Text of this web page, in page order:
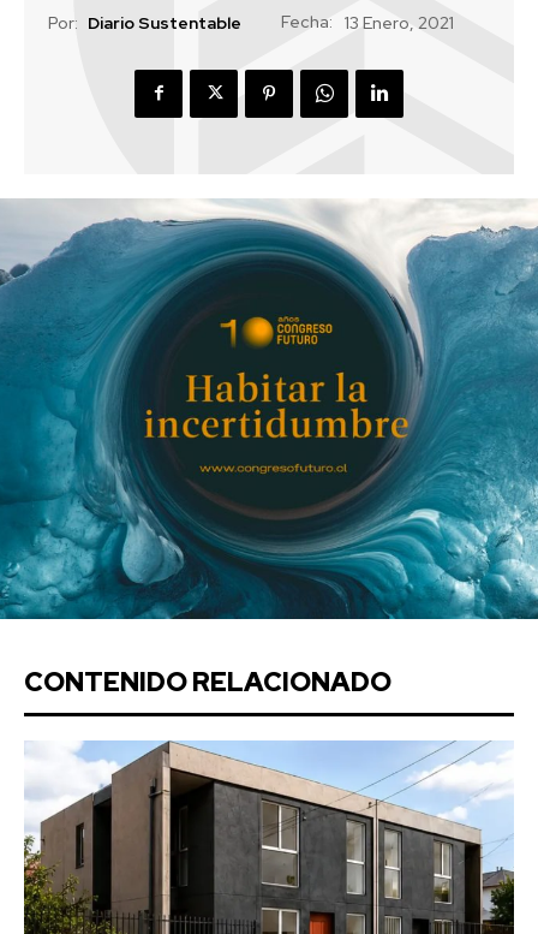
Por: Diario Sustentable Fecha: 13 Enero, 2021
CONTENIDO RELACIONADO